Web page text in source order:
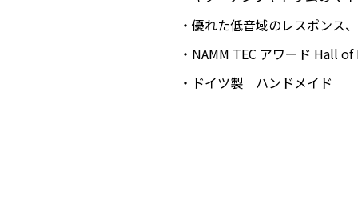
優れた低音域のレスポンス
NAMM TEC アワード Hall of
ドイツ製 ハンドメイド